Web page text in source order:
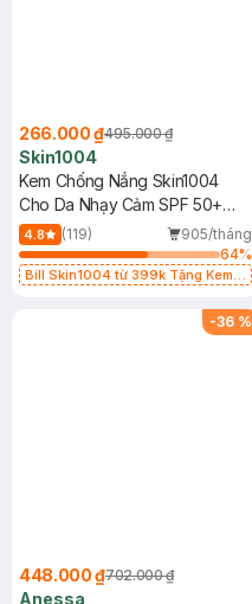
266.000 ₫495.000 ₫
Skin1004
Kem Chống Nắng Skin1004
Cho Da Nhạy Cảm SPF 50+
50ml
4.8 (119)
905/tháng
64%
Bill Skin1004 từ 399k Tặng Kem
-36 %
448.000 ₫702.000 ₫
Anessa